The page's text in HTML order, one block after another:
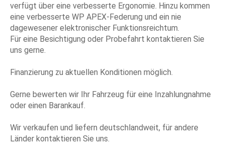
verfügt über eine verbesserte Ergonomie. Hinzu kommen
eine verbesserte WP APEX-Federung und ein nie
dagewesener elektronischer Funktionsreichtum.
Für eine Besichtigung oder Probefahrt kontaktieren Sie
uns gerne.
Finanzierung zu aktuellen Konditionen möglich.
Gerne bewerten wir Ihr Fahrzeug für eine Inzahlungnahme
oder einen Barankauf.
Wir verkaufen und liefern deutschlandweit, für andere
Länder kontaktieren Sie uns.